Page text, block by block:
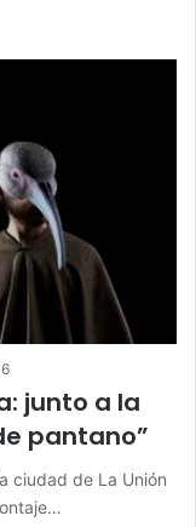
junto a la
pantano”
ciudad de La Unión